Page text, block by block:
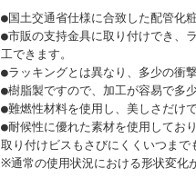
●国土交通省仕様に合致した配管化
●市販の支持金具に取り付けでき、
工できます。
●ラッキングとは異なり、多少の衝
●樹脂製ですので、加工が容易で多
●難燃性材料を使用し、美しさだけ
●耐候性に優れた素材を使用してお
取り付けビスもさびにくくいつま
※通常の使用状況における形状変化